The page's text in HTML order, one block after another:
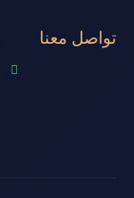
تواصل معنا